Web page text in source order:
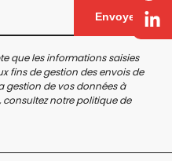
Envoyer
que les informations saisies
fins de gestion des envois de
gestion de vos données à
consultez notrepolitique de